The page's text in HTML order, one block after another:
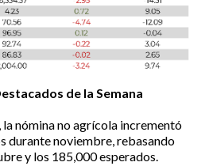
de la Semana
la nómina no agrícola incrementó
durante noviembre, rebasando
y los 185,000 esperados.